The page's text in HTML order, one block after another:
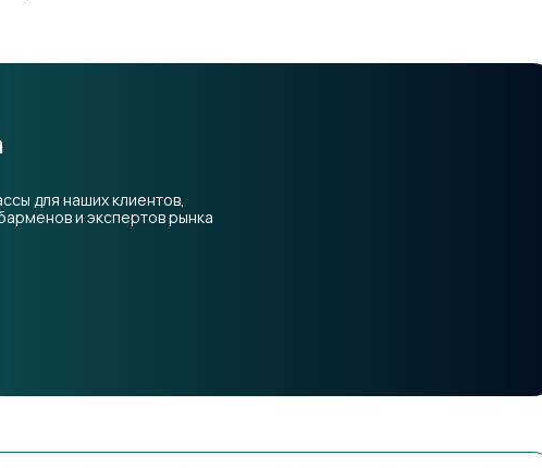
для наших клиентов,
и экспертов рынка